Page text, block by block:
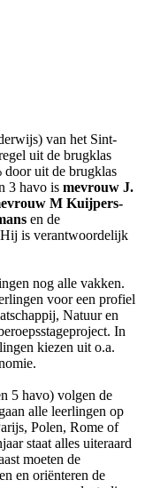
van het Sint-
uit de brugklas
door uit de brugklas
3 havo is mevrouw J.
M Kuijpers-
en de
is verantwoordelijk
nog alle vakken.
voor een profiel
Natuur en
In
kiezen uit o.a.
5 havo) volgen de
alle leerlingen op
Polen, Rome of
staat alles uiteraard
moeten de
en oriënteren de